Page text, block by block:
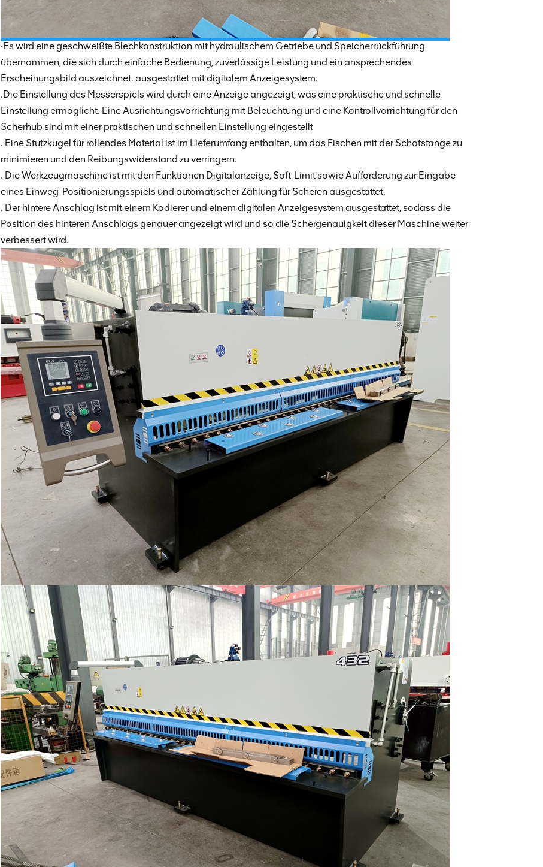
·Es wird eine geschweißte Blechkonstruktion mit hydraulischem Getriebe und Speicherrückführung
übernommen, die sich durch einfache Bedienung, zuverlässige Leistung und ein ansprechendes
Erscheinungsbild auszeichnet. ausgestattet mit digitalem Anzeigesystem.
.Die Einstellung des Messerspiels wird durch eine Anzeige angezeigt, was eine praktische und schnelle
Einstellung ermöglicht. Eine Ausrichtungsvorrichtung mit Beleuchtung und eine Kontrollvorrichtung für den
Scherhub sind mit einer praktischen und schnellen Einstellung eingestellt
. Eine Stützkugel für rollendes Material ist im Lieferumfang enthalten, um das Fischen mit der Schotstange zu
minimieren und den Reibungswiderstand zu verringern.
. Die Werkzeugmaschine ist mit den Funktionen Digitalanzeige, Soft-Limit sowie Aufforderung zur Eingabe
eines Einweg-Positionierungsspiels und automatischer Zählung für Scheren ausgestattet.
. Der hintere Anschlag ist mit einem Kodierer und einem digitalen Anzeigesystem ausgestattet, sodass die
Position des hinteren Anschlags genauer angezeigt wird und so die Schergenauigkeit dieser Maschine weiter
verbessert wird.